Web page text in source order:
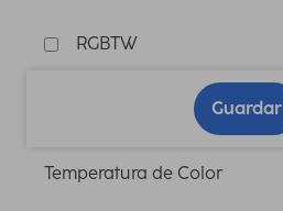
RGBTW
Guardar
Temperatura de Color